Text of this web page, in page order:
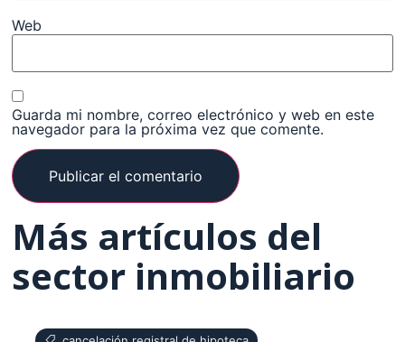
Web
Guarda mi nombre, correo electrónico y web en este
navegador para la próxima vez que comente.
Más artículos del
sector inmobiliario